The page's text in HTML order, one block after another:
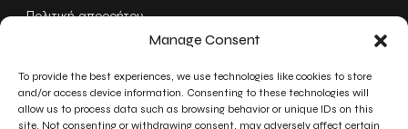
Manage Consent
To provide the best experiences, we use technologies like cookies to store
and/or access device information. Consenting to these technologies will
allow us to process data such as browsing behavior or unique IDs on this
site. Not consenting or withdrawing consent, may adversely affect certain
Πολιτική απορρήτου
Follow us
Facebook